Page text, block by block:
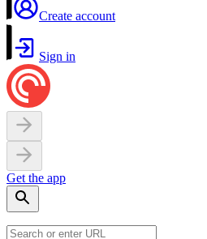
Create account
Sign in
Get the app